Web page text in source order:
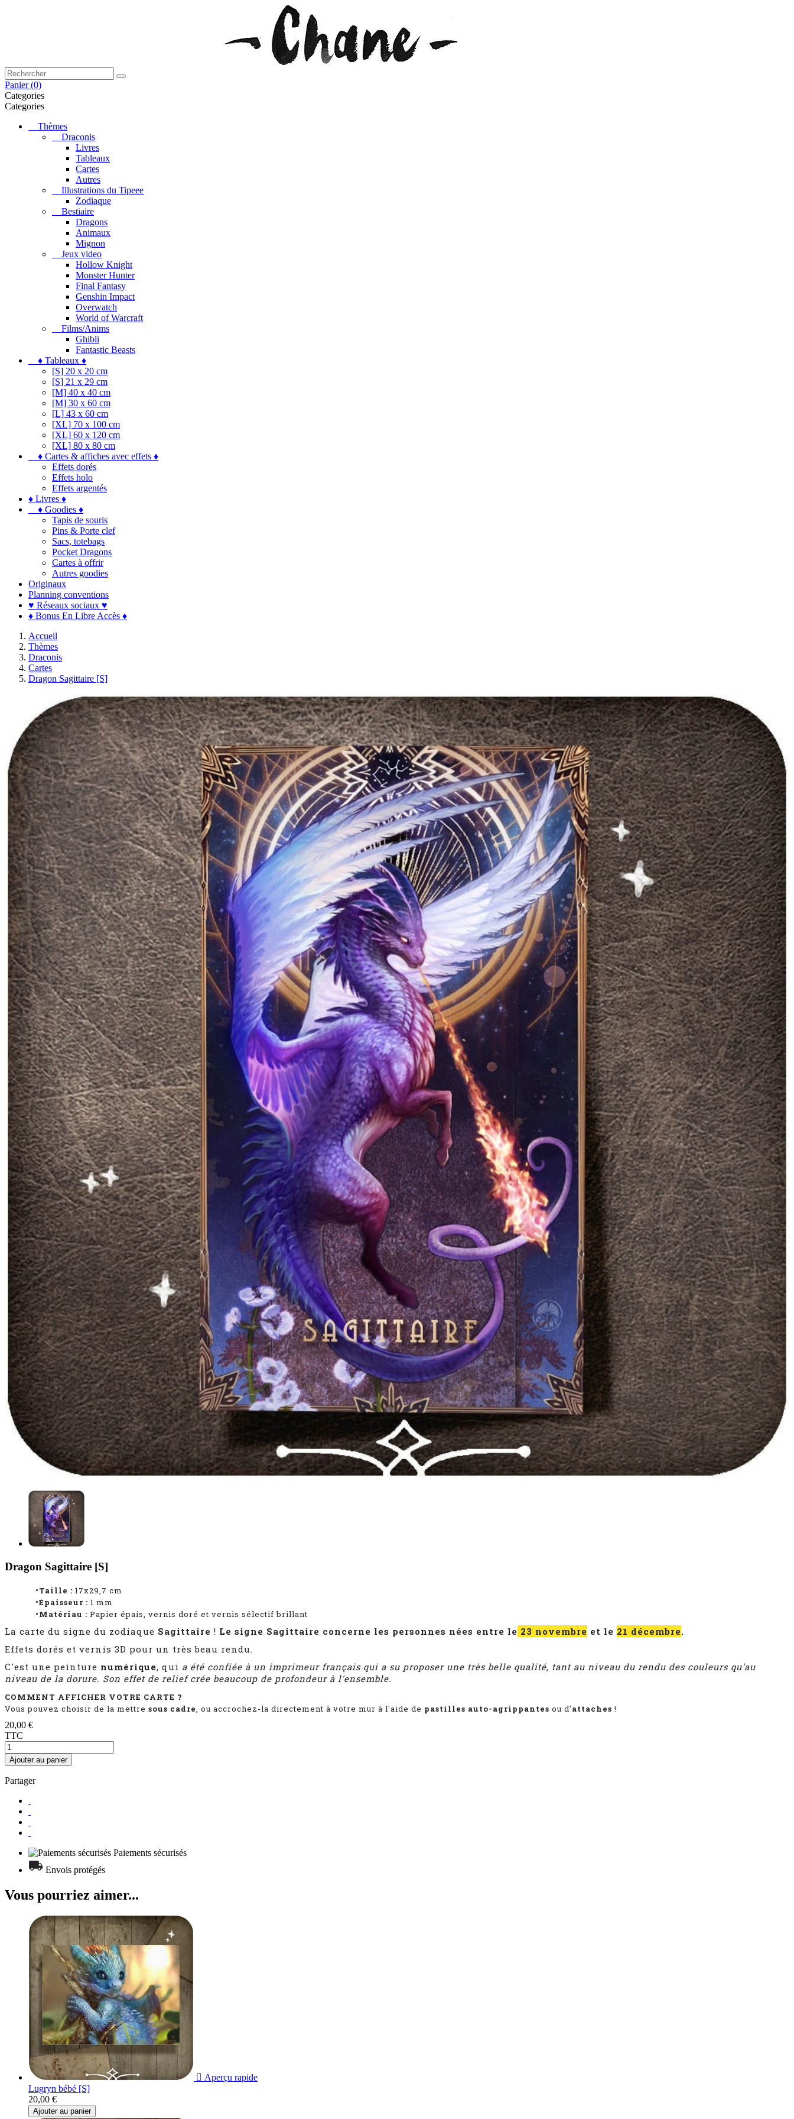
Panier (0)
Categories
Categories
Thèmes
Draconis
Livres
Tableaux
Cartes
Autres
Illustrations du Tipeee
Zodiaque
Bestiaire
Dragons
Animaux
Mignon
Jeux video
Hollow Knight
Monster Hunter
Final Fantasy
Genshin Impact
Overwatch
World of Warcraft
Films/Anims
Ghibli
Fantastic Beasts
♦ Tableaux ♦
[S] 20 x 20 cm
[S] 21 x 29 cm
[M] 40 x 40 cm
[M] 30 x 60 cm
[L] 43 x 60 cm
[XL] 70 x 100 cm
[XL] 60 x 120 cm
[XL] 80 x 80 cm
♦ Cartes & affiches avec effets ♦
Effets dorés
Effets holo
Effets argentés
♦ Livres ♦
♦ Goodies ♦
Tapis de souris
Pins & Porte clef
Sacs, totebags
Pocket Dragons
Cartes à offrir
Autres goodies
Originaux
Planning conventions
♥ Réseaux sociaux ♥
♦ Bonus En Libre Accès ♦
Accueil
Thèmes
Draconis
Cartes
Dragon Sagittaire [S]
Dragon Sagittaire [S]
•Taille : 17x29,7 cm
•Épaisseur : 1 mm
•Matériau : Papier épais, vernis doré et vernis sélectif brillant
La carte du signe du zodiaque Sagittaire ! Le signe Sagittaire concerne les personnes nées entre le 23 novembre et le 21 décembre.
Effets dorés et vernis 3D pour un très beau rendu.
C'est une peinture numérique, qui a été confiée à un imprimeur français qui a su proposer une très belle qualité, tant au niveau du rendu des couleurs qu'au
niveau de la dorure. Son effet de relief crée beaucoup de profondeur à l'ensemble.
COMMENT AFFICHER VOTRE CARTE ?
Vous pouvez choisir de la mettre sous cadre, ou accrochez-la directement à votre mur à l'aide de pastilles auto-agrippantes ou d'attaches !
20,00 €
TTC
Ajouter au panier
Partager
Paiements sécurisés
Envois protégés
Vous pourriez aimer...
 Aperçu rapide
Lugryn bébé [S]
20,00 €
Ajouter au panier